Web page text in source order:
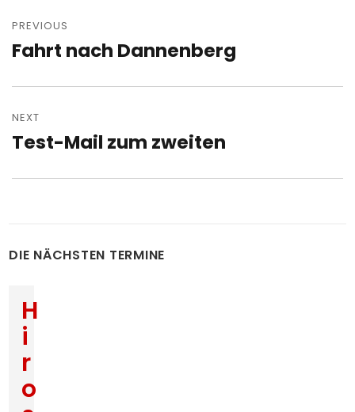
navigation
PREVIOUS
Previous
Fahrt nach Dannenberg
NEXT
Next
Test-Mail zum zweiten
DIE NÄCHSTEN TERMINE
H
i
r
o